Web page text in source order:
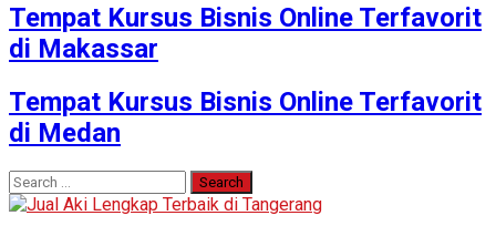
Tempat Kursus Bisnis Online Terfavorit
di Makassar
Tempat Kursus Bisnis Online Terfavorit
di Medan
Search
for: